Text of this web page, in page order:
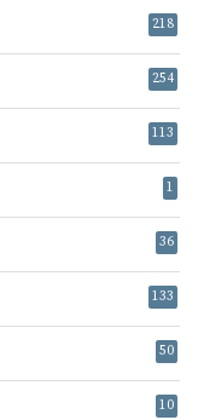
218
254
113
1
36
133
50
10